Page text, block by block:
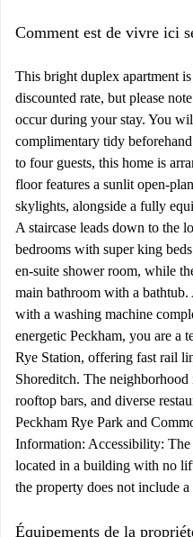
Comment est de vivre ici
This bright duplex apartment
discounted rate, but please
occur during your stay. You
complimentary tidy
to four guests, this home is
floor features a sunlit open-
skylights, alongside a fully
A staircase leads down to the
bedrooms with super king
en-suite shower room, while
main bathroom with a
with a washing machine
energetic Peckham, you are a
Rye Station, offering fast rail
Shoreditch. The
rooftop bars, and diverse
Peckham Rye Park and
Information: Accessibility: The
located in a building with no
the property does not include
Équipements de la